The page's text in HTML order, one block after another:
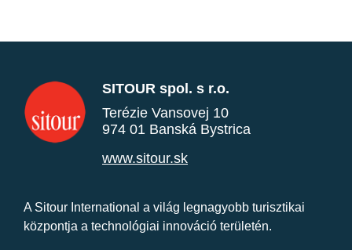
SITOUR spol. s r.o.
Terézie Vansovej 10
974 01 Banská Bystrica
www.sitour.sk
A Sitour International a világ legnagyobb turisztikai
központja a technológiai innováció területén.